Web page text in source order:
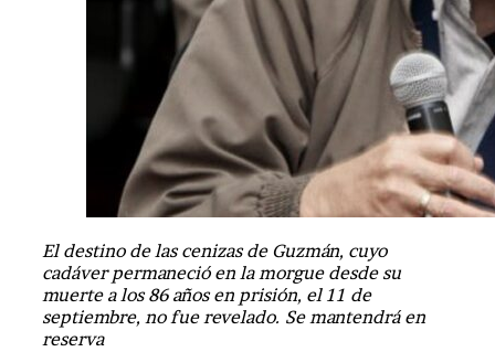
El destino de las cenizas de Guzmán, cuyo
cadáver permaneció en la morgue desde su
muerte a los 86 años en prisión, el 11 de
septiembre, no fue revelado. Se mantendrá en
reserva